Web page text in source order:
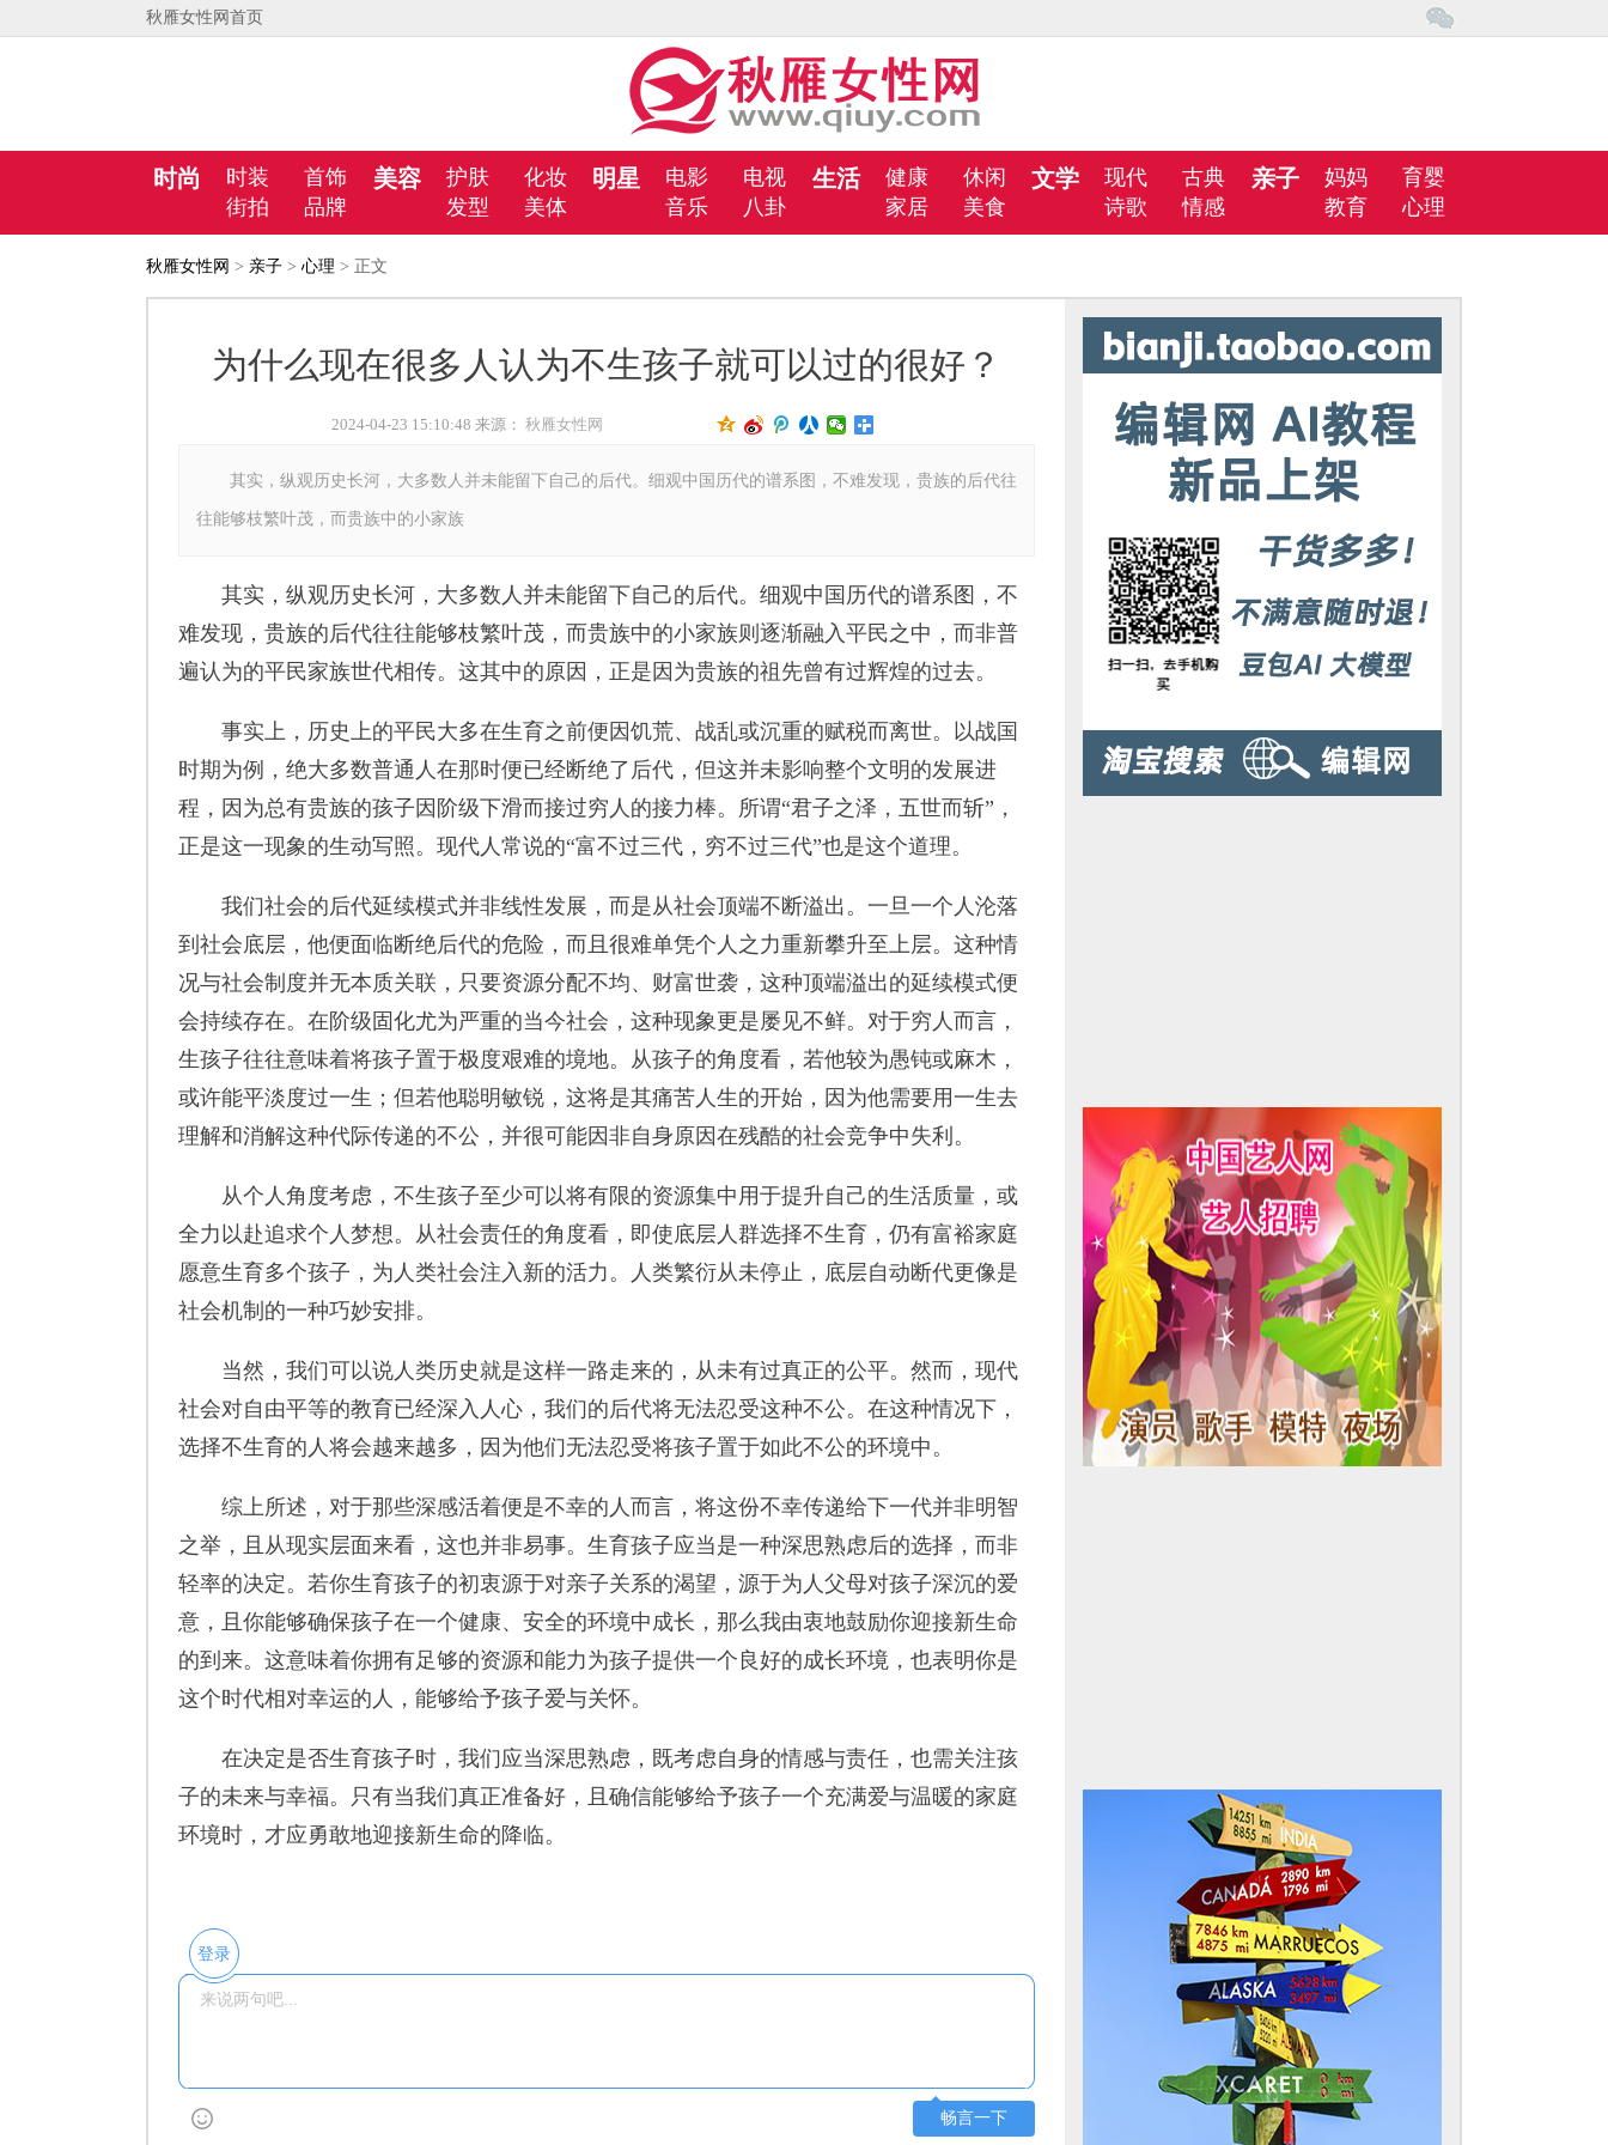
秋雁女性网首页
时尚 时装
首饰
街拍
品牌
美容 护肤
化妆
发型
美体
明星 电影
电视
音乐
八卦
生活 健康
休闲
家居
美食
文学 现代
古典
诗歌
情感
亲子 妈妈
育婴
教育
心理
秋雁女性网 > 亲子 > 心理 > 正文
为什么现在很多人认为不生孩子就可以过的很好？
2024-04-23 15:10:48 来源： 秋雁女性网
其实，纵观历史长河，大多数人并未能留下自己的后代。细观中国历代的谱系图，不难发现，贵族的后代往
往能够枝繁叶茂，而贵族中的小家族
其实，纵观历史长河，大多数人并未能留下自己的后代。细观中国历代的谱系图，不
难发现，贵族的后代往往能够枝繁叶茂，而贵族中的小家族则逐渐融入平民之中，而非普
遍认为的平民家族世代相传。这其中的原因，正是因为贵族的祖先曾有过辉煌的过去。
事实上，历史上的平民大多在生育之前便因饥荒、战乱或沉重的赋税而离世。以战国
时期为例，绝大多数普通人在那时便已经断绝了后代，但这并未影响整个文明的发展进
程，因为总有贵族的孩子因阶级下滑而接过穷人的接力棒。所谓“君子之泽，五世而斩”，
正是这一现象的生动写照。现代人常说的“富不过三代，穷不过三代”也是这个道理。
我们社会的后代延续模式并非线性发展，而是从社会顶端不断溢出。一旦一个人沦落
到社会底层，他便面临断绝后代的危险，而且很难单凭个人之力重新攀升至上层。这种情
况与社会制度并无本质关联，只要资源分配不均、财富世袭，这种顶端溢出的延续模式便
会持续存在。在阶级固化尤为严重的当今社会，这种现象更是屡见不鲜。对于穷人而言，
生孩子往往意味着将孩子置于极度艰难的境地。从孩子的角度看，若他较为愚钝或麻木，
或许能平淡度过一生；但若他聪明敏锐，这将是其痛苦人生的开始，因为他需要用一生去
理解和消解这种代际传递的不公，并很可能因非自身原因在残酷的社会竞争中失利。
从个人角度考虑，不生孩子至少可以将有限的资源集中用于提升自己的生活质量，或
全力以赴追求个人梦想。从社会责任的角度看，即使底层人群选择不生育，仍有富裕家庭
愿意生育多个孩子，为人类社会注入新的活力。人类繁衍从未停止，底层自动断代更像是
社会机制的一种巧妙安排。
当然，我们可以说人类历史就是这样一路走来的，从未有过真正的公平。然而，现代
社会对自由平等的教育已经深入人心，我们的后代将无法忍受这种不公。在这种情况下，
选择不生育的人将会越来越多，因为他们无法忍受将孩子置于如此不公的环境中。
综上所述，对于那些深感活着便是不幸的人而言，将这份不幸传递给下一代并非明智
之举，且从现实层面来看，这也并非易事。生育孩子应当是一种深思熟虑后的选择，而非
轻率的决定。若你生育孩子的初衷源于对亲子关系的渴望，源于为人父母对孩子深沉的爱
意，且你能够确保孩子在一个健康、安全的环境中成长，那么我由衷地鼓励你迎接新生命
的到来。这意味着你拥有足够的资源和能力为孩子提供一个良好的成长环境，也表明你是
这个时代相对幸运的人，能够给予孩子爱与关怀。
在决定是否生育孩子时，我们应当深思熟虑，既考虑自身的情感与责任，也需关注孩
子的未来与幸福。只有当我们真正准备好，且确信能够给予孩子一个充满爱与温暖的家庭
环境时，才应勇敢地迎接新生命的降临。
登录
畅言一下